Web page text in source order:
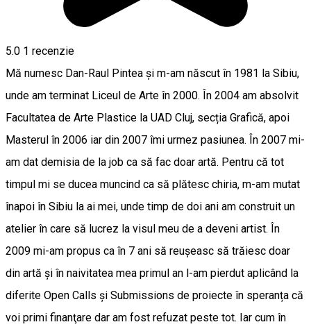
5.0 1 recenzie
Mă numesc Dan-Raul Pintea și m-am născut în 1981 la Sibiu,
unde am terminat Liceul de Arte în 2000. În 2004 am absolvit
Facultatea de Arte Plastice la UAD Cluj, secția Grafică, apoi
Masterul în 2006 iar din 2007 îmi urmez pasiunea. În 2007 mi-
am dat demisia de la job ca să fac doar artă. Pentru că tot
timpul mi se ducea muncind ca să plătesc chiria, m-am mutat
înapoi în Sibiu la ai mei, unde timp de doi ani am construit un
atelier în care să lucrez la visul meu de a deveni artist. În
2009 mi-am propus ca în 7 ani să reuşeasc să trăiesc doar
din artă şi în naivitatea mea primul an l-am pierdut aplicând la
diferite Open Calls şi Submissions de proiecte în speranța că
voi primi finanţare dar am fost refuzat peste tot. Iar cum în